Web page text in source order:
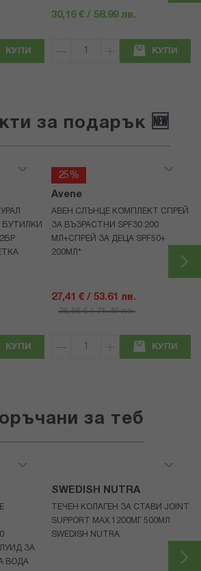
КУПИ
30,16 € / 58.99 лв.
КУПИ
за подарък 🆕
БУТИЛКИ
КУПИ
25%
Avene
АВЕН СЛЪНЦЕ КОМПЛЕКТ СПРЕЙ
ЗА ВЪЗРАСТНИ SPF30 200
МЛ+СПРЕЙ ЗА ДЕЦА SPF50+
200МЛ*
27,41 € / 53.61 лв.
36,55 € / 71.49 лв.
КУПИ
за теб
ЗА
ВОДА
SWEDISH NUTRA
ТЕЧЕН КОЛАГЕН ЗА СТАВИ JOINT
SUPPORT MAX 1200МГ 500МЛ
SWEDISH NUTRA